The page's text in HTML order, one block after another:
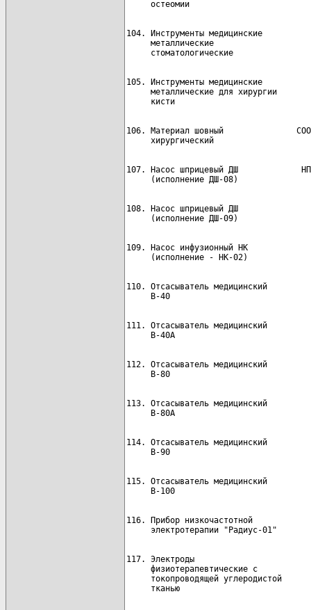
104. Инструменты
металлические
105. Инструменты
металлические для хирургии
106. Материал шовный
107. Насос шприцевый ДШ
108. Насос шприцевый ДШ
109. Насос инфузионный НК
110. Отсасыватель
111. Отсасыватель
112. Отсасыватель
113. Отсасыватель
114. Отсасыватель
115. Отсасыватель
116. Прибор низкочастотной
117. Электроды
физиотерапевтические с
     токопроводящей углеродистой